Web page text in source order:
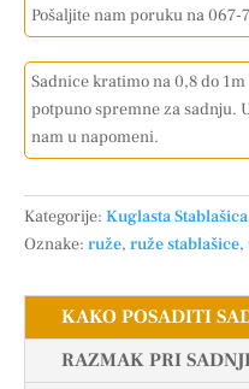
Pošaljite nam poruku na 067-
Sadnice kratimo na 0,8 do
potpuno spremne za sadnju.
nam u napomeni.
Kategorije: Kuglasta Stablašica
Oznake: ruže, ruže stablašice,
KAKO POSADITI
RAZMAK PRI